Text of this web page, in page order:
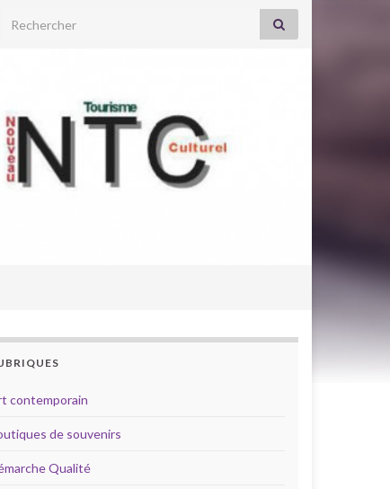
Search for:
contemporain
de souvenirs
Qualité